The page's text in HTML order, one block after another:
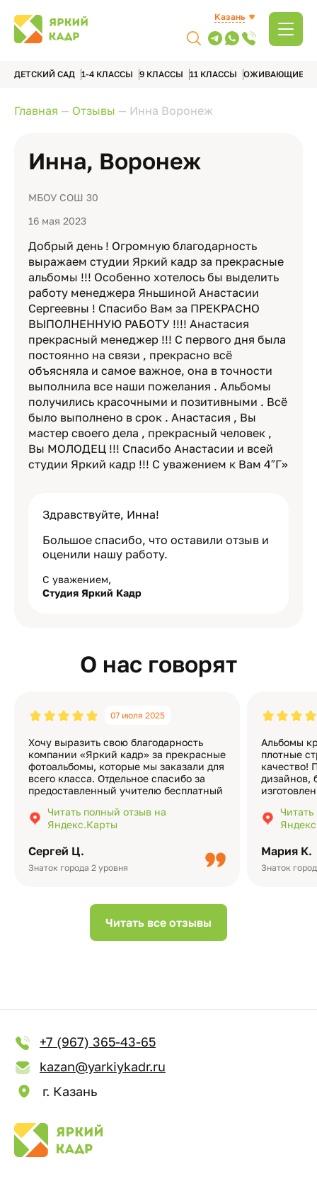
Казань
ДЕТСКИЙ САД 1-4 КЛАССЫ 9 КЛАССЫ 11 КЛАССЫ ОЖИВАЮЩИЕ
Главная — Отзывы — Инна Воронеж
Инна, Воронеж
МБОУ СОШ 30
16 мая 2023
Добрый день ! Огромную благодарность
выражаем студии Яркий кадр за прекрасные
альбомы !!! Особенно хотелось бы выделить
работу менеджера Яньшиной Анастасии
Сергеевны ! Спасибо Вам за ПРЕКРАСНО
ВЫПОЛНЕННУЮ РАБОТУ !!!! Анастасия
прекрасный менеджер !!! С первого дня была
постоянно на связи , прекрасно всё
объясняла и самое важное, она в точности
выполнила все наши пожелания . Альбомы
получились красочными и позитивными . Всё
было выполнено в срок . Анастасия , Вы
мастер своего дела , прекрасный человек ,
Вы МОЛОДЕЦ !!! Спасибо Анастасии и всей
студии Яркий кадр !!! С уважением к Вам 4″Г»
Здравствуйте, Инна!
Большое спасибо, что оставили отзыв и
оценили нашу работу.
С уважением,
Студия Яркий Кадр
О нас говорят
Сергей Ц.
Знаток города 2 уровня
07 июля 2025
Хочу выразить свою благодарность
компании «Яркий кадр» за прекрасные
фотоальбомы, которые мы заказали для
всего класса. Отдельное спасибо за
предоставленный учителю бесплатный
подчёркивает значимость события.
Качество альбомов на высшем уровне:
Читать полный отзыв на
Яндекс.Карты
Мария К.
Знаток
Альбомы
плотные
качество!
дизайнов,
добавить
видео с
Читать все отзывы
+7 (967) 365-43-65
kazan@yarkiykadr.ru
г. Казань